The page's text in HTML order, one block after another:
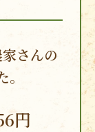
さんの
円